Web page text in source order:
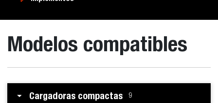
Modelos compatibles
Cargadoras compactas 9